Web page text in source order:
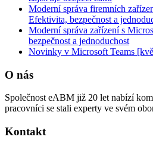
Moderní správa firemních
Efektivita, bezpečnost a
Moderní správa zařízení s
bezpečnost a jednoduchost
Novinky v Microsoft Teams
O nás
Společnost eABM již 20 let nabízí
pracovníci se stali experty ve svém
Kontakt